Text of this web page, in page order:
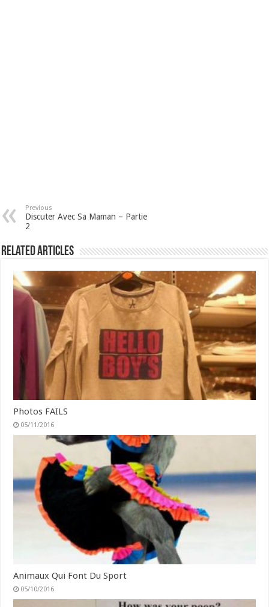
Previous
Discuter Avec Sa Maman – Partie
2
Related Articles
Photos FAILS
05/11/2016
Animaux Qui Font Du Sport
05/10/2016